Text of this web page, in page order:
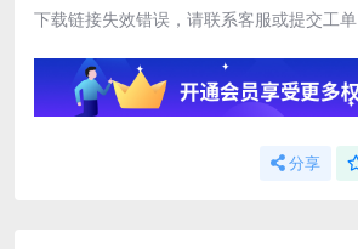
下载链接失效错误，请联系客服或提交工单
分享